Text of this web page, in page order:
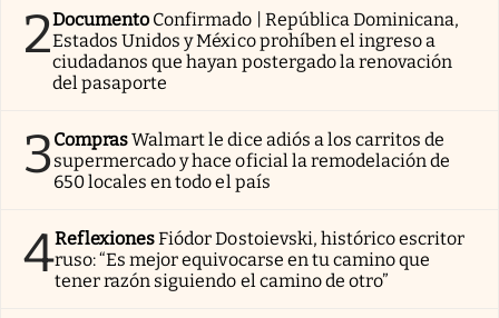
2Documento Confirmado | República Dominicana,
Estados Unidos y México prohíben el ingreso a
ciudadanos que hayan postergado la renovación
del pasaporte
3ComprasWalmart le dice adiós a los carritos de
supermercado y hace oficial la remodelación de
650 locales en todo el país
4ReflexionesFiódor Dostoievski, histórico escritor
ruso: “Es mejor equivocarse en tu camino que
tener razón siguiendo el camino de otro”